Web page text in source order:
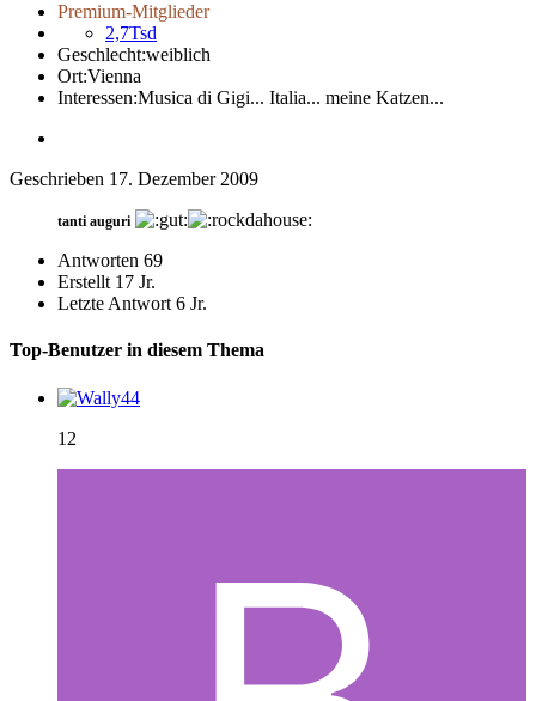
Premium-Mitglieder
2,7Tsd
Geschlecht:weiblich
Ort:Vienna
Interessen:Musica di Gigi... Italia... meine Katzen...
Geschrieben 17. Dezember 2009
tanti auguri
Antworten 69
Erstellt 17 Jr.
Letzte Antwort 6 Jr.
Top-Benutzer in diesem Thema
12